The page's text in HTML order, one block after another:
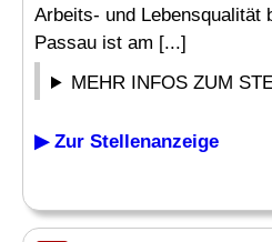
Arbeits- und Lebensqualität
Passau ist am [...]
MEHR INFOS ZUM
▶ Zur Stellenanzeige